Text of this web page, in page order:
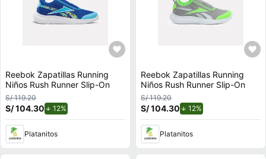
Reebok Zapatillas Running
Niños Rush Runner Slip-On
S/ 119.20
S/ 104.30 12%
Platanitos
Reebok Zapatillas Running
Niños Rush Runner Slip-On
S/ 119.20
S/ 104.30 12%
Platanitos